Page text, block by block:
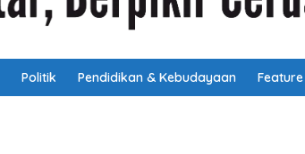
Politik Pendidikan & Kebudayaan Feature